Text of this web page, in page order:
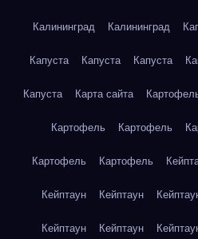
Калининград Калининград
Капуста Капуста Капуста
Капуста Карта сайта
Картофель Картофель
Картофель Картофель
Кейптаун Кейптаун
Кейптаун Кейптаун